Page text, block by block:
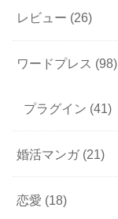
レビュー (26)
ワードプレス (98)
プラグイン (41)
婚活マンガ (21)
恋愛 (18)